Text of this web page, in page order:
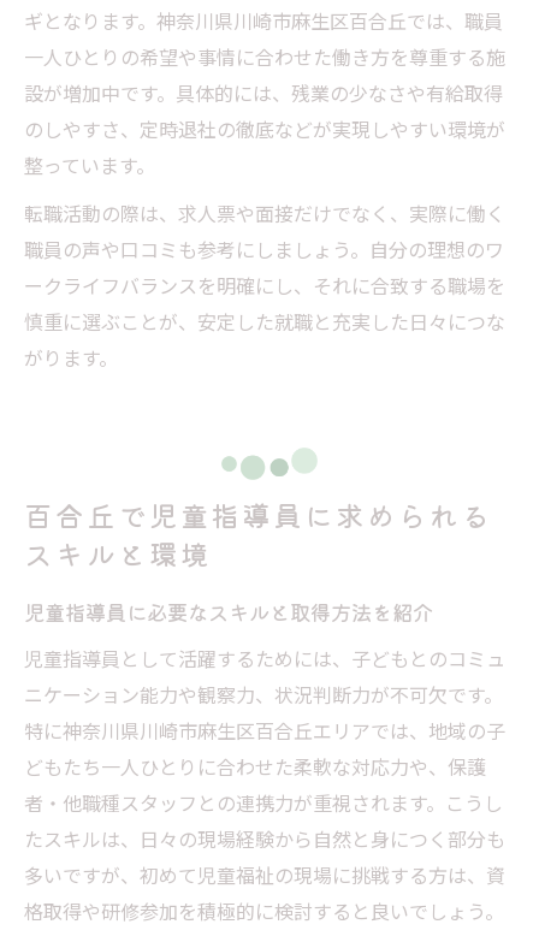
ギとなります。神奈川県川崎市麻生区百合丘では、職員
一人ひとりの希望や事情に合わせた働き方を尊重する施
設が増加中です。具体的には、残業の少なさや有給取得
のしやすさ、定時退社の徹底などが実現しやすい環境が
整っています。
転職活動の際は、求人票や面接だけでなく、実際に働く
職員の声や口コミも参考にしましょう。自分の理想のワ
ークライフバランスを明確にし、それに合致する職場を
慎重に選ぶことが、安定した就職と充実した日々につな
がります。
百合丘で児童指導員に求められる
スキルと環境
児童指導員に必要なスキルと取得方法を紹介
児童指導員として活躍するためには、子どもとのコミュ
ニケーション能力や観察力、状況判断力が不可欠です。
特に神奈川県川崎市麻生区百合丘エリアでは、地域の子
どもたち一人ひとりに合わせた柔軟な対応力や、保護
者・他職種スタッフとの連携力が重視されます。こうし
たスキルは、日々の現場経験から自然と身につく部分も
多いですが、初めて児童福祉の現場に挑戦する方は、資
格取得や研修参加を積極的に検討すると良いでしょう。